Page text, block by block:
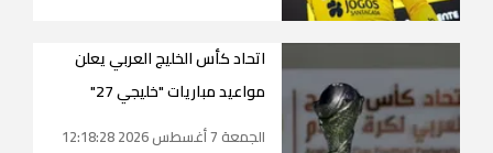
اتحاد كأس الخليج العربي يعلن
مواعيد مباريات "خليجي 27"
الجمعة 7 أغسطس 2026 12:18:28